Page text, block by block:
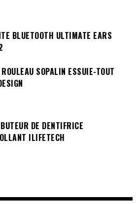
BLUETOOTH ULTIMATE EARS
SOPALIN ESSUIE-TOUT
DE DENTIFRICE
ILIFETECH